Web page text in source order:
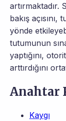
artırmaktadır.
bakış açısını,
yönde
tutumunun
yaptığını,
arttırdığını
Anahtar
Kaygı